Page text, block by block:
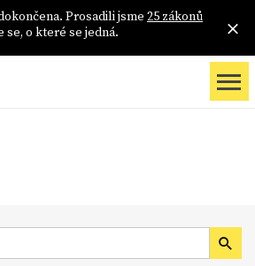
Prosadili jsme 25 zákonů
o které se jedná.